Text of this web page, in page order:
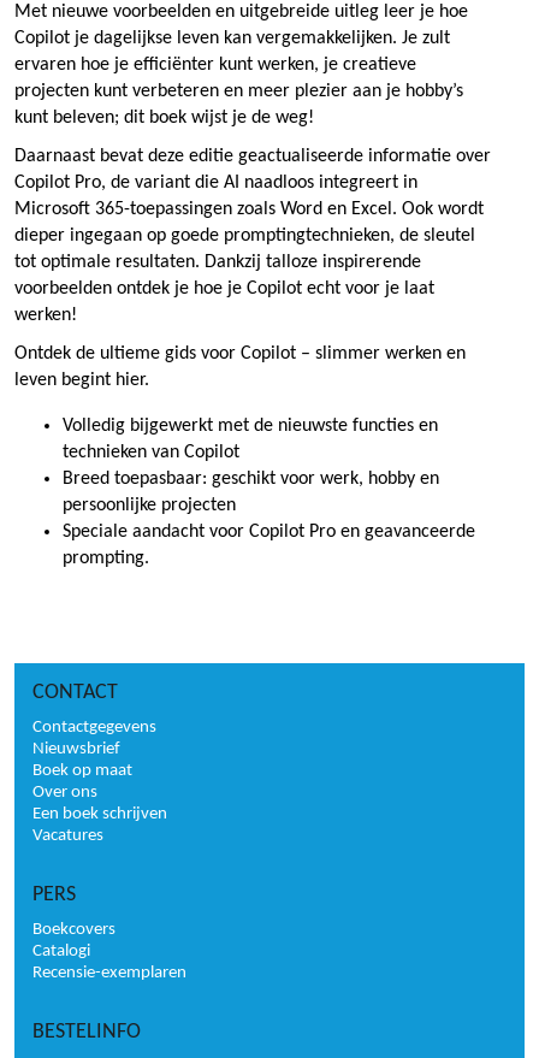
Met nieuwe voorbeelden en uitgebreide uitleg leer je hoe
Copilot je dagelijkse leven kan vergemakkelijken. Je zult
ervaren hoe je efficiënter kunt werken, je creatieve
projecten kunt verbeteren en meer plezier aan je hobby’s
kunt beleven; dit boek wijst je de weg!
Daarnaast bevat deze editie geactualiseerde informatie over
Copilot Pro, de variant die AI naadloos integreert in
Microsoft 365-toepassingen zoals Word en Excel. Ook wordt
dieper ingegaan op goede promptingtechnieken, de sleutel
tot optimale resultaten. Dankzij talloze inspirerende
voorbeelden ontdek je hoe je Copilot echt voor je laat
werken!
Ontdek de ultieme gids voor Copilot – slimmer werken en
leven begint hier.
Volledig bijgewerkt met de nieuwste functies en
technieken van Copilot
Breed toepasbaar: geschikt voor werk, hobby en
persoonlijke projecten
Speciale aandacht voor Copilot Pro en geavanceerde
prompting.
CONTACT
Contactgegevens
Nieuwsbrief
Boek op maat
Over ons
Een boek schrijven
Vacatures
PERS
Boekcovers
Catalogi
Recensie-exemplaren
BESTELINFO